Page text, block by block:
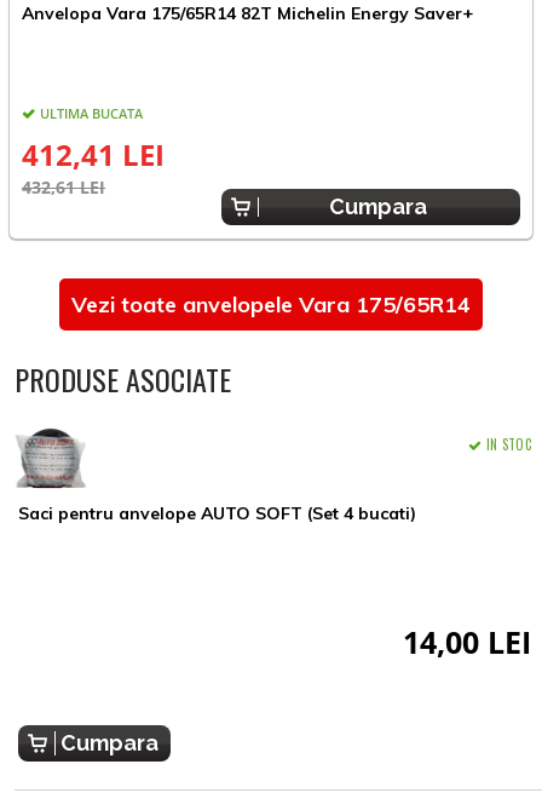
Anvelopa Vara 175/65R14 82T Michelin Energy Saver+
ULTIMA BUCATA
412,41 LEI
432,61 LEI
Cumpara
Vezi toate anvelopele Vara 175/65R14
PRODUSE ASOCIATE
Saci pentru anvelope AUTO SOFT (Set 4 bucati)
IN STOC
14,00 LEI
Cumpara